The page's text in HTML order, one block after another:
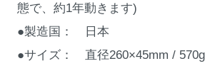
態で、約1年動きます)
●製造国： 日本
●サイズ： 直径260×45mm / 570g